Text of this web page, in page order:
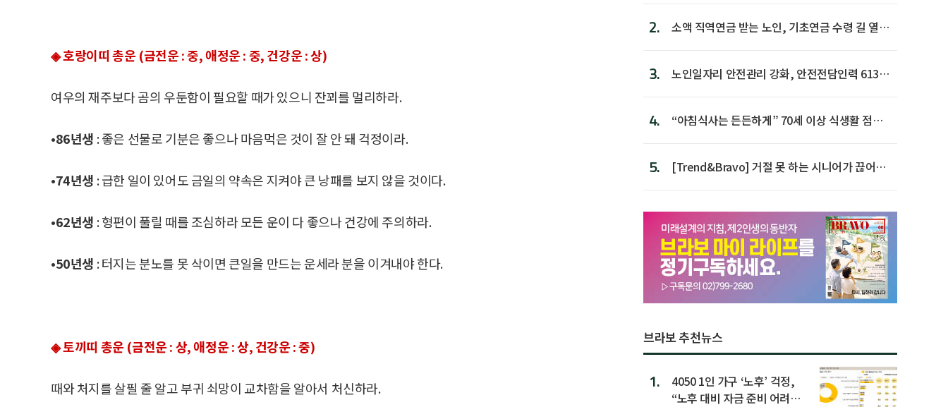
◈ 호랑이띠 총운 (금전운 : 중, 애정운 : 중, 건강운 : 상)
여우의 재주보다 곰의 우둔함이 필요할 때가 있으니 잔꾀를 멀리하라.
•86년생 : 좋은 선물로 기분은 좋으나 마음먹은 것이 잘 안 돼 걱정이라.
•74년생 : 급한 일이 있어도 금일의 약속은 지켜야 큰 낭패를 보지 않을 것이다.
•62년생 : 형편이 풀릴 때를 조심하라 모든 운이 다 좋으나 건강에 주의하라.
•50년생 : 터지는 분노를 못 삭이면 큰일을 만드는 운세라 분을 이겨내야 한다.
◈ 토끼띠 총운 (금전운 : 상, 애정운 : 상, 건강운 : 중)
때와 처지를 살필 줄 알고 부귀 쇠망이 교차함을 알아서 처신하라.
2.
소액 직역연금 받는 노인, 기초연금 수령 길 열린
3.
노인일자리 안전관리 강화, 안전전담인력 613명
4.
“아침식사는 든든하게” 70세 이상 식생활 점수
5.
[Trend&Bravo] 거절 못 하는 시니어가 끊어야
브라보 추천뉴스
1.
4050 1인 가구 ‘노후’ 걱정,
“노후 대비 자금 준비 어려